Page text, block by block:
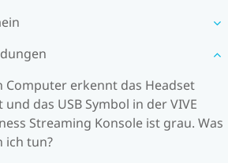
Computer erkennt das Headset
und das USB Symbol in der VIVE
Streaming Konsole ist grau. Was
ich tun?